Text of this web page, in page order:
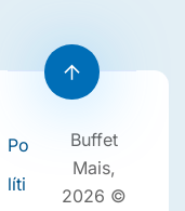
Po
líti
Buffet
Mais,
2026 ©